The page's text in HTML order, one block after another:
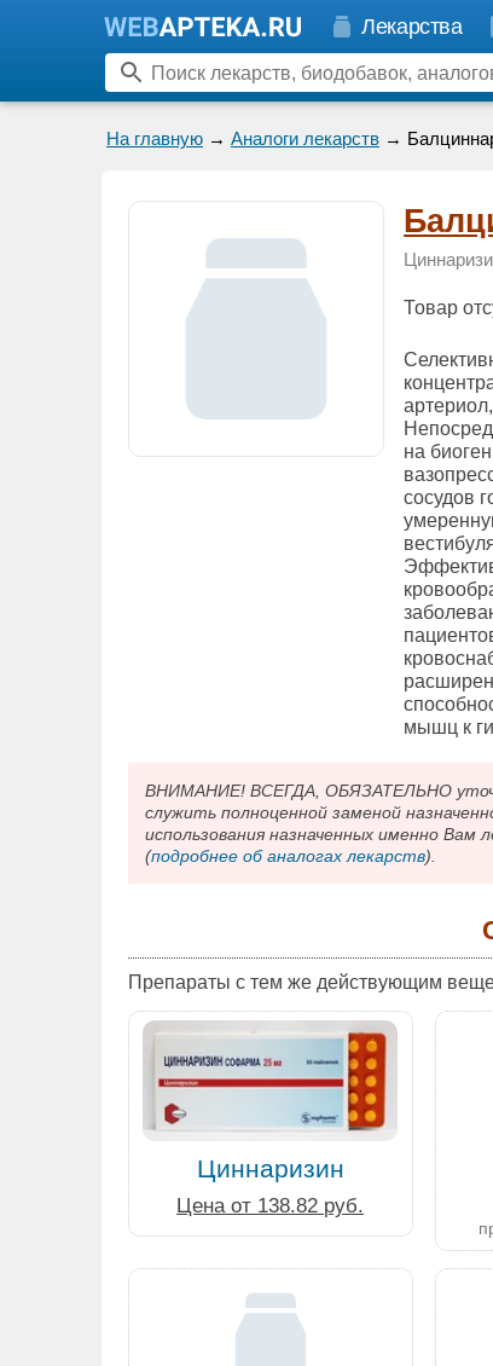
Лекарства
На главную → Аналоги лекарств →
Товар
на
сосудов
мышц к
ВНИМАНИЕ! ВСЕГДА, ОБЯЗАТЕЛЬНО
служить полноценной заменой
использования назначенных именно
(подробнее об аналогах лекарств).
Препараты с тем же действующим
Циннаризин
Цена от 138.82 руб.